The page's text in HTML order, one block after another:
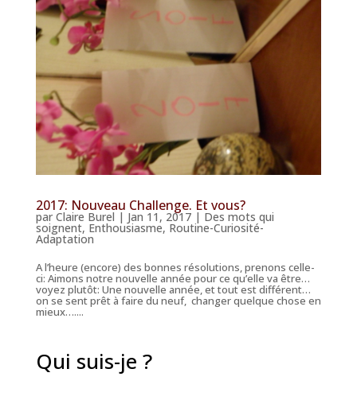
2017: Nouveau Challenge. Et vous?
par Claire Burel | Jan 11, 2017| Des mots qui
soignent, Enthousiasme, Routine-Curiosité-
Adaptation
A l’heure (encore) des bonnes résolutions, prenons celle-
ci: Aimons notre nouvelle année pour ce qu’elle va être…
voyez plutôt: Une nouvelle année, et tout est différent…
on se sent prêt à faire du neuf, changer quelque chose en
mieux…....
Qui suis-je ?